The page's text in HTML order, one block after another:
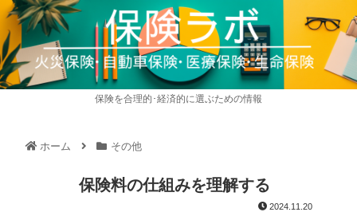
保険を合理的･経済的に選ぶための情報
ホーム その他
保険料の仕組みを理解する
2024.11.20